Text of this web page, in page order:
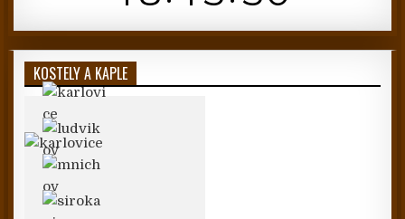
KOSTELY A KAPLE